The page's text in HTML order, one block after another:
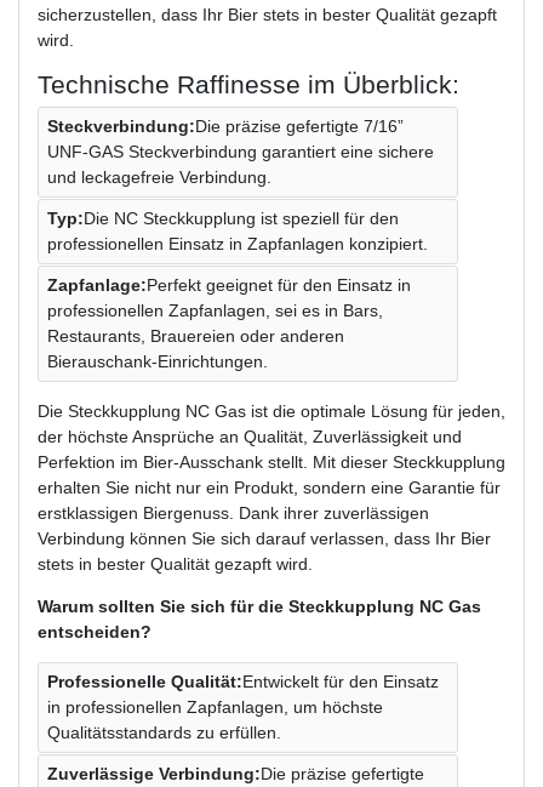
sicherzustellen, dass Ihr Bier stets in bester Qualität gezapft
wird.
Technische Raffinesse im Überblick:
Steckverbindung:Die präzise gefertigte 7/16”
UNF-GAS Steckverbindung garantiert eine sichere
und leckagefreie Verbindung.
Typ:Die NC Steckkupplung ist speziell für den
professionellen Einsatz in Zapfanlagen konzipiert.
Zapfanlage:Perfekt geeignet für den Einsatz in
professionellen Zapfanlagen, sei es in Bars,
Restaurants, Brauereien oder anderen
Bierauschank-Einrichtungen.
Die Steckkupplung NC Gas ist die optimale Lösung für jeden,
der höchste Ansprüche an Qualität, Zuverlässigkeit und
Perfektion im Bier-Ausschank stellt. Mit dieser Steckkupplung
erhalten Sie nicht nur ein Produkt, sondern eine Garantie für
erstklassigen Biergenuss. Dank ihrer zuverlässigen
Verbindung können Sie sich darauf verlassen, dass Ihr Bier
stets in bester Qualität gezapft wird.
Warum sollten Sie sich für die Steckkupplung NC Gas
entscheiden?
Professionelle Qualität:Entwickelt für den Einsatz
in professionellen Zapfanlagen, um höchste
Qualitätsstandards zu erfüllen.
Zuverlässige Verbindung:Die präzise gefertigte